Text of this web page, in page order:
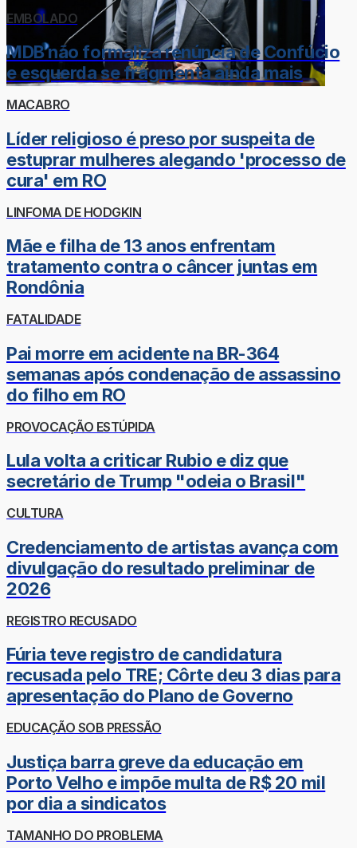
EMBOLADO
MDB não formaliza renúncia de Confúcio
e esquerda se fragmenta ainda mais
MACABRO
Líder religioso é preso por suspeita de
estuprar mulheres alegando 'processo de
cura' em RO
LINFOMA DE HODGKIN
Mãe e filha de 13 anos enfrentam
tratamento contra o câncer juntas em
Rondônia
FATALIDADE
Pai morre em acidente na BR-364
semanas após condenação de assassino
do filho em RO
PROVOCAÇÃO ESTÚPIDA
Lula volta a criticar Rubio e diz que
secretário de Trump "odeia o Brasil"
CULTURA
Credenciamento de artistas avança com
divulgação do resultado preliminar de
2026
REGISTRO RECUSADO
Fúria teve registro de candidatura
recusada pelo TRE; Côrte deu 3 dias para
apresentação do Plano de Governo
EDUCAÇÃO SOB PRESSÃO
Justiça barra greve da educação em
Porto Velho e impõe multa de R$ 20 mil
por dia a sindicatos
TAMANHO DO PROBLEMA